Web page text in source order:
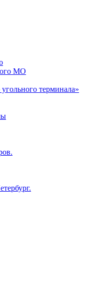
МО
терминала»